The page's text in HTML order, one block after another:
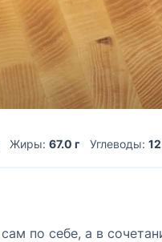
Жиры: 67.0 г Углеводы:
по себе, а в